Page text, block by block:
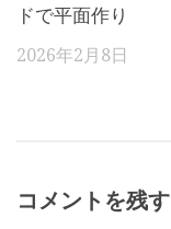
ドで平面作り
2026年2月8日
コメントを残す